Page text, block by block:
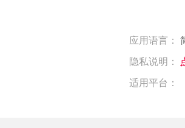
应用语言：
隐私说明：
适用平台：